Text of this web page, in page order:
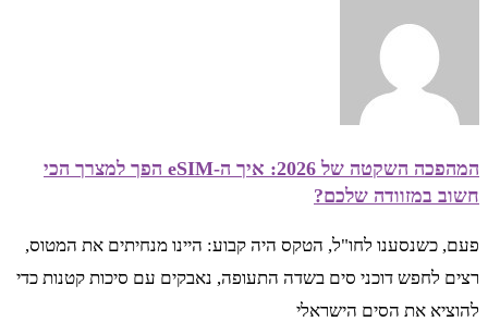
המהפכה השקטה של 2026: איך ה-eSIM הפך למצרך הכי
חשוב במזוודה שלכם?
פעם, כשנסענו לחו"ל, הטקס היה קבוע: היינו מנחיתים את המטוס,
רצים לחפש דוכני סים בשדה התעופה, נאבקים עם סיכות קטנות כדי
להוציא את הסים הישראלי